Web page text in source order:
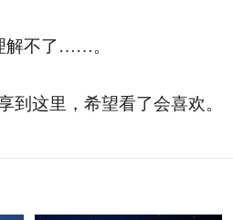
解不了……。
到这里，希望看了会喜欢。